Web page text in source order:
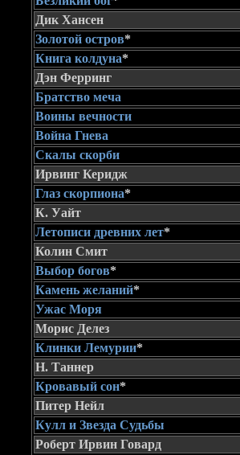
Дик Хансен
Золотой остров*
Книга колдуна*
Дэн Ферринг
Братство меча
Воины вечности
Война Гнева
Скалы скорби
Ирвинг Керидж
Глаз скорпиона*
К. Уайт
Летописи древних лет*
Колин Смит
Выбор богов*
Камень желаний*
Ужас Моря
Морис Делез
Клинки Лемурии*
Н. Таннер
Кровавый сон*
Питер Нейл
Кулл и Звезда Судьбы
Роберт Ирвин Говард